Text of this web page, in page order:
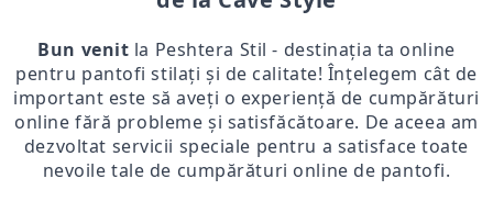
Bun venit la Peshtera Stil - destinația ta online
pentru pantofi stilați și de calitate! Înțelegem cât de
important este să aveți o experiență de cumpărături
online fără probleme și satisfăcătoare. De aceea am
dezvoltat servicii speciale pentru a satisface toate
nevoile tale de cumpărături online de pantofi.